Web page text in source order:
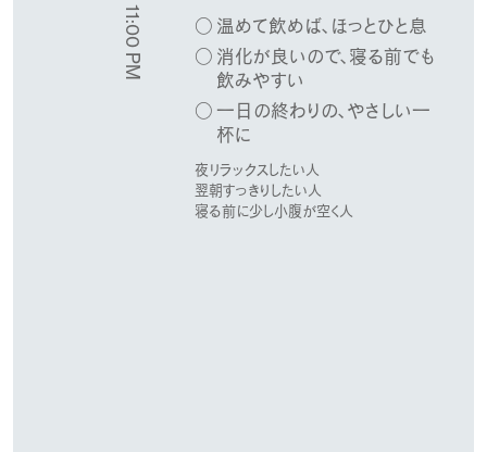
11:00 PM
温めて飲めば、ほっとひと息
消化が良いので、寝る前でも
飲みやすい
一日の終わりの、やさしい一
杯に
夜リラックスしたい人
翌朝すっきりしたい人
寝る前に少し小腹が空く人